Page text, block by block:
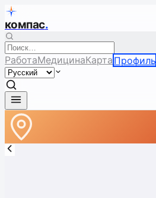
компас.
РаботаМедицинаКарта Профиль